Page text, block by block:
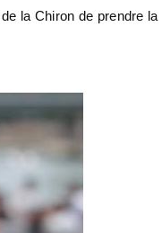
la Chiron de prendre la